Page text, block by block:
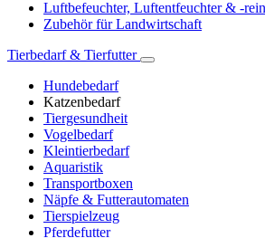
Luftbefeuchter, Luftentfeuchter & -
Zubehör für Landwirtschaft
Tierbedarf & Tierfutter
Hundebedarf
Katzenbedarf
Tiergesundheit
Vogelbedarf
Kleintierbedarf
Aquaristik
Transportboxen
Näpfe & Futterautomaten
Tierspielzeug
Pferdefutter